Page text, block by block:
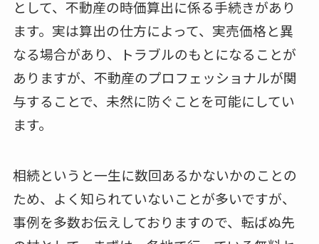
として、不動産の時価算出に係る手続きがあり
ます。実は算出の仕方によって、実売価格と異
なる場合があり、トラブルのもとになることが
ありますが、不動産のプロフェッショナルが関
与することで、未然に防ぐことを可能にしてい
ます。
相続というと一生に数回あるかないかのことの
ため、よく知られていないことが多いですが、
事例を多数お伝えしておりますので、転ばぬ先